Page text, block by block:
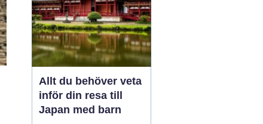
Allt du behöver veta
inför din resa till
Japan med barn